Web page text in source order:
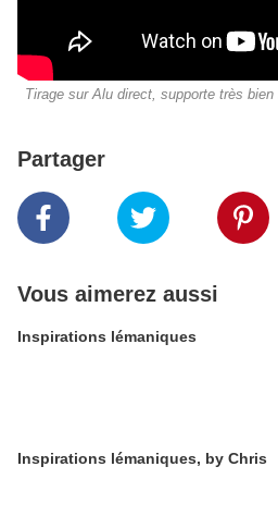
Tirage sur Alu direct, supporte très
Partager
Vous aimerez aussi
Inspirations lémaniques
Inspirations lémaniques, by Chris